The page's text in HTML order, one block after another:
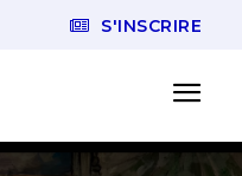
S'INSCRIRE